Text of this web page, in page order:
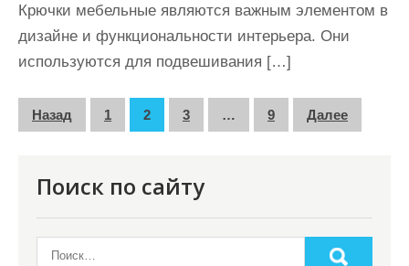
Крючки мебельные являются важным элементом в
дизайне и функциональности интерьера. Они
используются для подвешивания […]
ПНазад 1 2 3 … 9 Далее
Поиск по сайту